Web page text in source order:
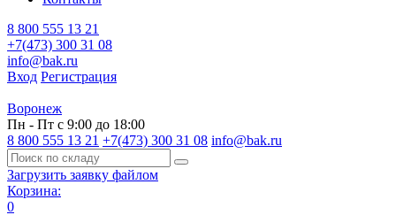
8 800 555 13 21
+7(473) 300 31 08
info@bak.ru
Вход Регистрация
Воронеж
Пн - Пт с 9:00 до 18:00
8 800 555 13 21 +7(473) 300 31 08 info@bak.ru
Загрузить заявку файлом
Корзина:
0